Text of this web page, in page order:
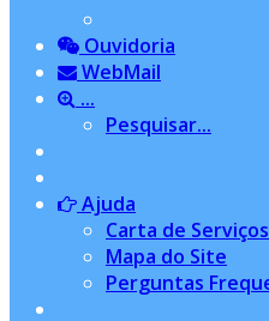
Ouvidoria
WebMail
...
Pesquisar...
Ajuda
Carta de Serviços
Mapa do Site
Perguntas